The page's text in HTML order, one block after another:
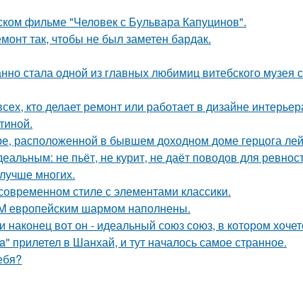
фильме "Человек с Бульвара Капуцинов".
так, чтобы не был заметен бардак.
стала одной из главных любимиц витебского музея
кто делает ремонт или работает в дизайне
расположенной в бывшем доходном доме герцога
не пьёт, не курит, не даёт поводов для
многих.
стиле с элементами классики.
европейским шармом наполнены.
вот он - идеальный союз союз, в котором
прилетел в Шанхай, и тут началось самое странное.